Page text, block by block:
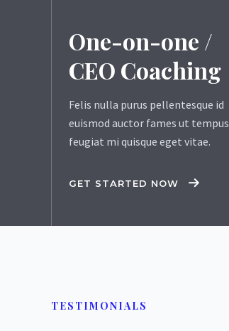
One-on-one /
CEO Coaching
Felis nulla purus pellentesque id
euismod auctor fames ut tempus
feugiat mi quisque eget vitae.
GET STARTED NOW
TESTIMONIALS